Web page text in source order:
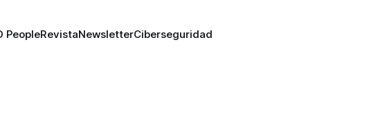
PeopleRevistaNewsletterCiberseguridad